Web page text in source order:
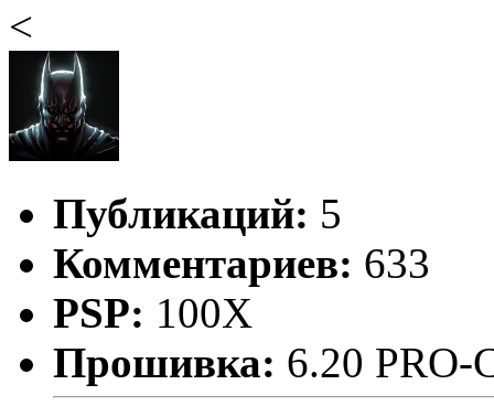
<
Публикаций: 5
Комментариев: 633
PSP: 100X
Прошивка: 6.20 PRO-